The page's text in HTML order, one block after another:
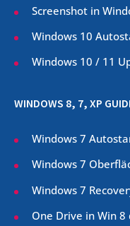
Screenshot in
Windows 10
Windows 10 / 11
WINDOWS 8, 7, XP
Windows 7
Windows 7
Windows 7
One Drive in Win